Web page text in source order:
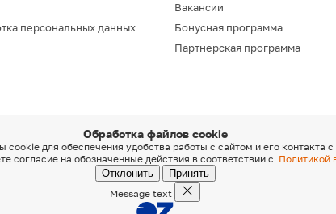
персональных данных
Вакансии
Бонусная программа
Партнерская программа
Обработка файлов cookie
для обеспечения удобства работы с сайтом и его контакта с
согласие на обозначенные действия в соответствии с Политикой
Отклонить
Принять
Message text